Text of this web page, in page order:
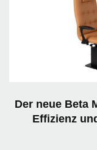
Der neue Beta
Effizienz